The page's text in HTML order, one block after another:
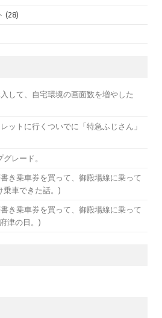
(28)
して、自宅環境の画面数を増やした
ットに行くついでに「特急ふじさん」
レード。
き乗車券を買って、御殿場線に乗って
乗車できた話。)
き乗車券を買って、御殿場線に乗って
津の日。)